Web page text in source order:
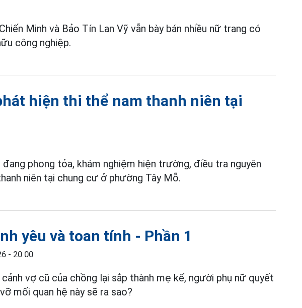
Chiến Minh và Bảo Tín Lan Vỹ vẫn bày bán nhiều nữ trang có
công nghiệp.
hiện thi thể nam thanh niên tại
phong tỏa, khám nghiệm hiện trường, điều tra nguyên
niên tại chung cư ở phường Tây Mỗ.
yêu và toan tính - Phần 1
- 20:00
vợ cũ của chồng lại sắp thành mẹ kế, người phụ nữ quyết
mối quan hệ này sẽ ra sao?